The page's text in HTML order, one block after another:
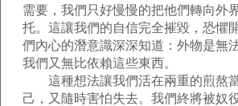
需要，我們只好慢慢的把他們轉向外
托。這讓我們的自信完全摧毀，恐懼
們內心的潛意識深深知道：外物是無
我們又無比依賴這些東西。
這種想法讓我們活在兩重的煎熬
己，又隨時害怕失去。我們終將被奴